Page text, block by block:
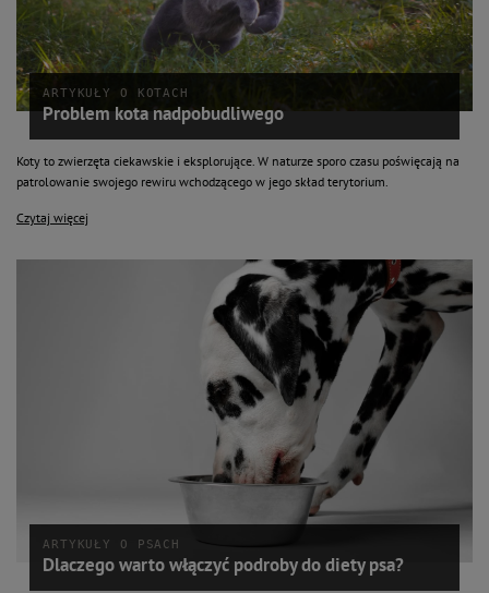
ARTYKUŁY O KOTACH
Problem kota nadpobudliwego
Koty to zwierzęta ciekawskie i eksplorujące. W naturze sporo czasu poświęcają na
patrolowanie swojego rewiru wchodzącego w jego skład terytorium.
Czytaj więcej
ARTYKUŁY O PSACH
Dlaczego warto włączyć podroby do diety psa?